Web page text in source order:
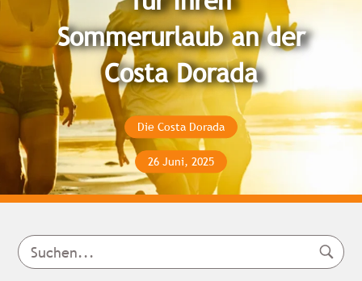
Sommerurlaub an der
Costa Dorada
Die Costa Dorada
26 Juni, 2025